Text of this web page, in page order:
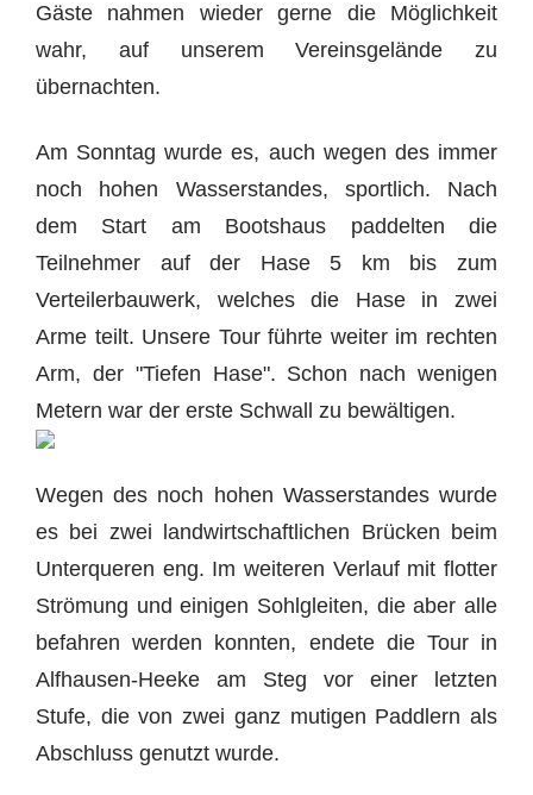
Gäste nahmen wieder gerne die Möglichkeit
wahr, auf unserem Vereinsgelände zu
übernachten.
Am Sonntag wurde es, auch wegen des immer
noch hohen Wasserstandes, sportlich. Nach
dem Start am Bootshaus paddelten die
Teilnehmer auf der Hase 5 km bis zum
Verteilerbauwerk, welches die Hase in zwei
Arme teilt. Unsere Tour führte weiter im rechten
Arm, der "Tiefen Hase". Schon nach wenigen
Metern war der erste Schwall zu bewältigen.
Wegen des noch hohen Wasserstandes wurde
es bei zwei landwirtschaftlichen Brücken beim
Unterqueren eng. Im weiteren Verlauf mit flotter
Strömung und einigen Sohlgleiten, die aber alle
befahren werden konnten, endete die Tour in
Alfhausen-Heeke am Steg vor einer letzten
Stufe, die von zwei ganz mutigen Paddlern als
Abschluss genutzt wurde.